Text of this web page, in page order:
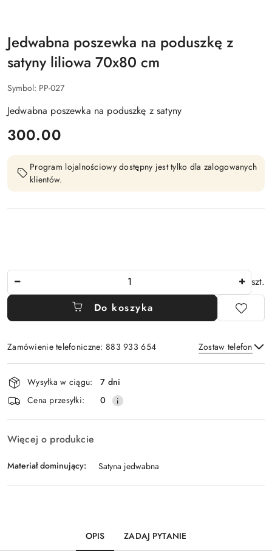
Jedwabna poszewka na poduszkę z
satyny liliowa 70x80 cm
Symbol: PP-027
Jedwabna poszewka na poduszkę z satyny
cena:
300.00
Program lojalnościowy dostępny jest tylko dla zalogowanych
klientów.
szt.
Do koszyka
Zamówienie telefoniczne: 883 933 654 Zostaw telefon
Wyślij
Dostępność
i
dostawa
Wysyłka w ciągu:
7 dni
Cena przesyłki:
0
Więcej o produkcie
Materiał dominujący: Satyna jedwabna
OPIS ZADAJ PYTANIE